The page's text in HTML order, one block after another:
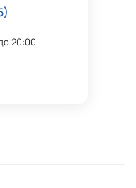
20:00